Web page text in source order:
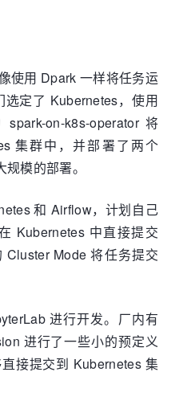
使用 Dpark 一样将任务运
定了 Kubernetes，使用
on-k8s-operator 将
集群中，并部署了两个
模的部署。
和 Airflow，计划自己
Kubernetes 中直接提交
Mode 将任务提交
进行开发。厂内有
进行了一些小的预定义
接提交到 Kubernetes 集